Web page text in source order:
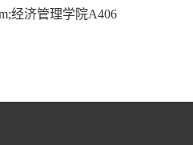
经济管理学院A406